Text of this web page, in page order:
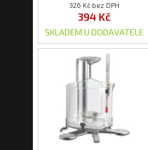
326 Kč bez DPH
394 Kč
SKLADEM U DODAVATELE